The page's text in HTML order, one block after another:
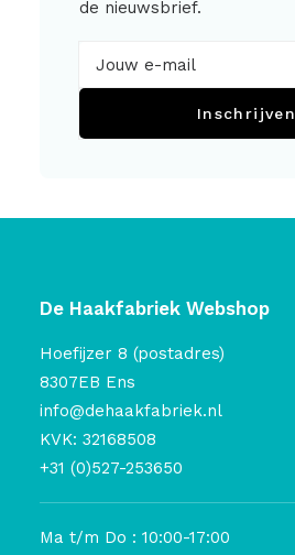
de nieuwsbrief.
Inschrijven
De Haakfabriek Webshop
Hoefijzer 8 (postadres)
8307EB Ens
info@dehaakfabriek.nl
KVK: 32168508
+31 (0)527-253650
Ma t/m Do : 10:00-17:00